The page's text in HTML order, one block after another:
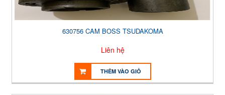
630756 CAM BOSS TSUDAKOMA
Liên hệ
THÊM VÀO GIỎ